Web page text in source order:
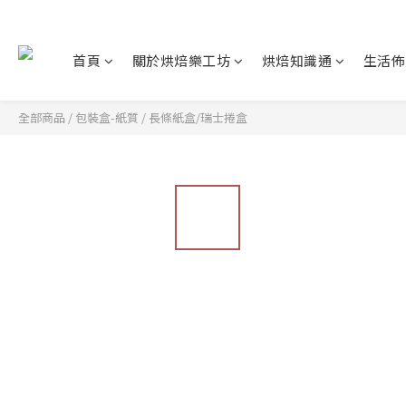
首頁 關於烘焙樂工坊 烘焙知識通 生活
全部商品 / 包裝盒-紙質 / 長條紙盒/瑞士捲盒